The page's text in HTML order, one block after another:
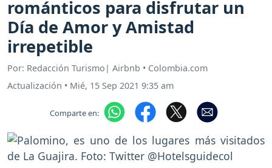
románticos para disfrutar un
Día de Amor y Amistad
irrepetible
Por: Redacción Turismo| Airbnb • Colombia.com
Actualización • Mié, 15 Sep 2021 9:35 am
Comparte en: